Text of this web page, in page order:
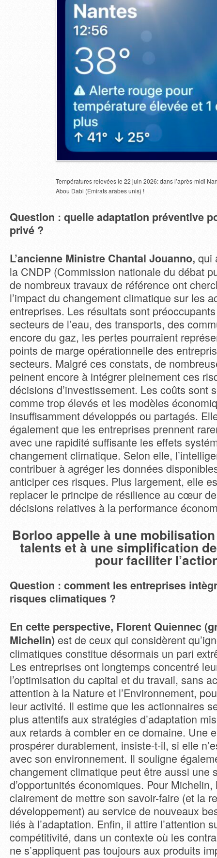
Températures relevées le 22 juin 2026: dans l’après-midi
Abou Dabi (Emirats arabes unis) !
Question : quelle adaptation préventive
privé ?
L’ancienne Ministre Chantal Jouanno, qui
la CNDP (Commission nationale du débat
de nombreux travaux de référence ont
l’impact du changement climatique sur les
entreprises. Les résultats sont
secteurs de l’eau, des transports, des
encore du gaz, les pertes pourraient
points de marge opérationnelle des
secteurs. Malgré ces constats, de
peinent encore à intégrer pleinement ces
décisions d’investissement. Les coûts sont
comme trop élevés et les modèles
insuffisamment développés ou partagés.
également que les entreprises prennent
avec une rapidité suffisante les effets
changement climatique. Selon elle,
contribuer à agréger les données
anticiper ces risques. Plus largement, elle
replacer le principe de résilience au cœur
décisions relatives à la performance
Borloo appelle à une
talents et à une simplification
pour faciliter
Question : comment les entreprises
risques climatiques ?
En cette perspective, Florent Quiennec
Michelin) est de ceux qui considèrent
climatiques constitue désormais un pari
Les entreprises ont longtemps concentré
l’optimisation du capital et du travail, sans
attention à la Nature et l’Environnement,
leur activité. Il estime que les actionnaires
plus attentifs aux stratégies d’adaptation
aux retards à combler en ce domaine. Une
prospérer durablement, insiste-t-il, si elle
avec son environnement. Il souligne
changement climatique peut être aussi une
d’opportunités économiques. Pour
clairement de mettre son savoir-faire (et la
développement) au service de nouveaux
liés à l’adaptation. Enfin, il attire l’attention
compétitivité, dans un contexte où les
ne s’appliquent pas toujours aux produits